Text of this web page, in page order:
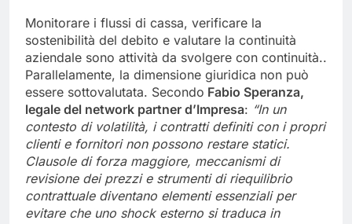
Monitorare i flussi di cassa, verificare la
sostenibilità del debito e valutare la continuità
aziendale sono attività da svolgere con continuità..
Parallelamente, la dimensione giuridica non può
essere sottovalutata. Secondo Fabio Speranza,
legale del network partner d’Impresa: “In un
contesto di volatilità, i contratti definiti con i propri
clienti e fornitori non possono restare statici.
Clausole di forza maggiore, meccanismi di
revisione dei prezzi e strumenti di riequilibrio
contrattuale diventano elementi essenziali per
evitare che uno shock esterno si traduca in